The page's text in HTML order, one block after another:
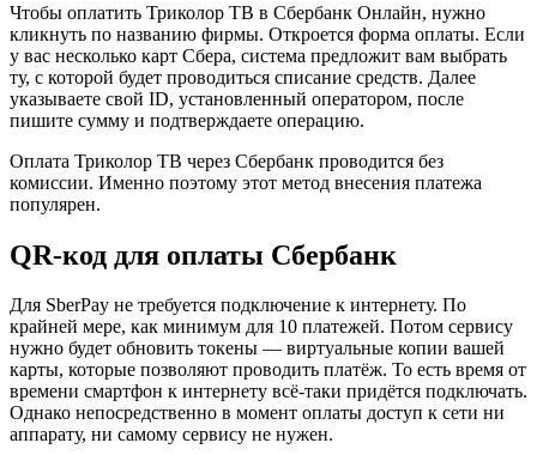
Чтобы оплатить Триколор ТВ в Сбербанк Онлайн, нужно
кликнуть по названию фирмы. Откроется форма оплаты. Если
у вас несколько карт Сбера, система предложит вам выбрать
ту, с которой будет проводиться списание средств. Далее
указываете свой ID, установленный оператором, после
пишите сумму и подтверждаете операцию.
Оплата Триколор ТВ через Сбербанк проводится без
комиссии. Именно поэтому этот метод внесения платежа
популярен.
QR-код для оплаты Сбербанк
Для SberPay не требуется подключение к интернету. По
крайней мере, как минимум для 10 платежей. Потом сервису
нужно будет обновить токены — виртуальные копии вашей
карты, которые позволяют проводить платёж. То есть время от
времени смартфон к интернету всё-таки придётся подключать.
Однако непосредственно в момент оплаты доступ к сети ни
аппарату, ни самому сервису не нужен.